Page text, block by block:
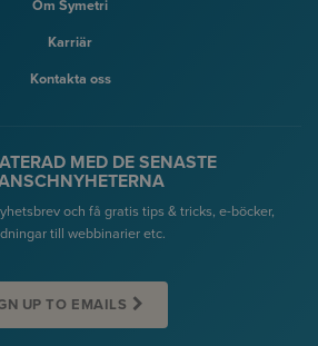
Om Symetri
Karriär
Kontakta oss
MED DE SENASTE
och få gratis tips & tricks, e-böcker,
till webbinarier etc.
UP TO EMAILS